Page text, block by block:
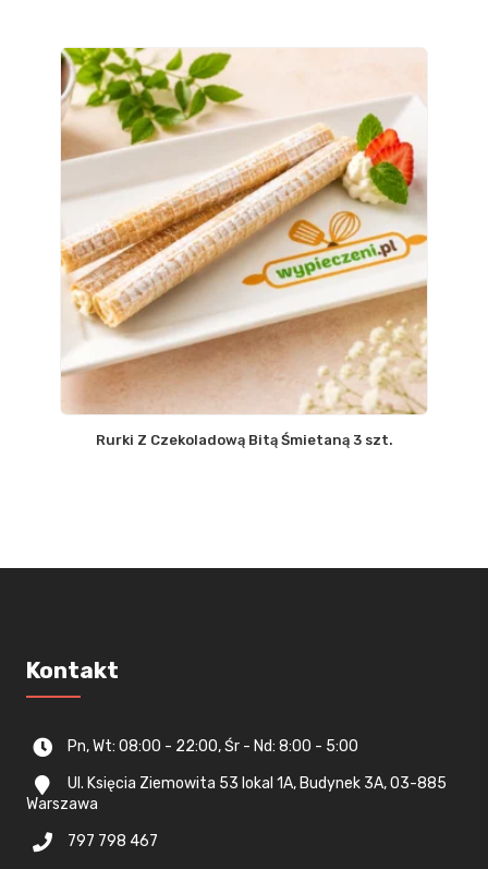
Rurki Z Czekoladową Bitą Śmietaną 3 szt.
Kontakt
Pn, Wt: 08:00 - 22:00, Śr - Nd: 8:00 - 5:00
Ul. Księcia Ziemowita 53 lokal 1A, Budynek 3A, 03-885
Warszawa
797 798 467